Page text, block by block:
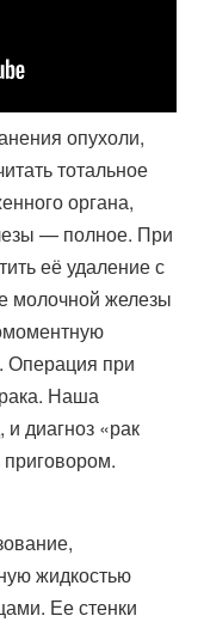
опухоли,
тотальное
органа,
— полное. При
её удаление с
молочной железы
Операция при
Наша
диагноз «рак
жидкостью
Ее стенки